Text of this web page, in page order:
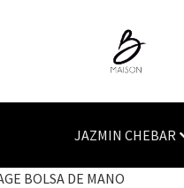
JAZMIN CHEBAR
BOLSA DE MANO